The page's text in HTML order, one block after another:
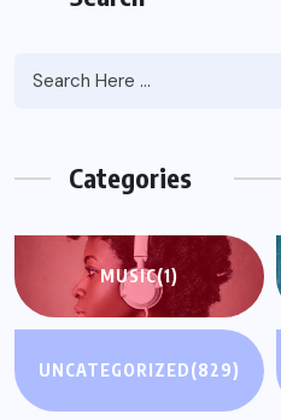
Categories
MUSIC(1)
UNCATEGORIZED(829)